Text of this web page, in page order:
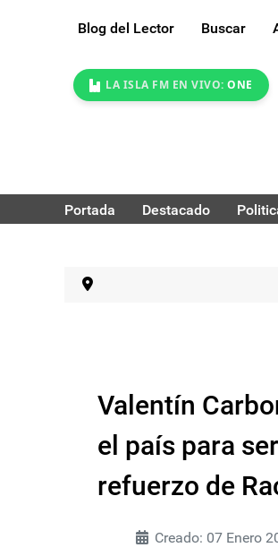
Blog del Lector Buscar
LA ISLA FM EN VIVO: ONE
Portada Destacado
Valentín
el país para
refuerzo de
Creado: 07 Enero